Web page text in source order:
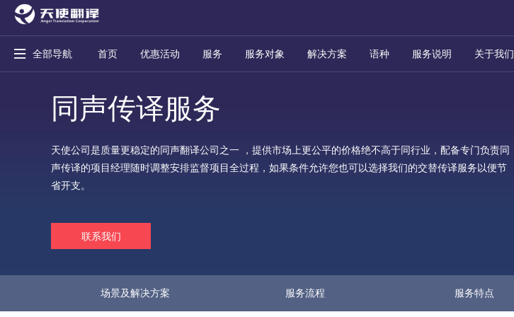
全部导航 首页 优惠活动 服务 服务对象 解决方案 语种 服务说明 关于我们
同声传译服务
天使公司是质量更稳定的同声翻译公司之一 ，提供市场上更公平的价格绝不高于同行业，配备专门负责同
声传译的项目经理随时调整安排监督项目全过程，如果条件允许您也可以选择我们的交替传译服务以便节
省开支。
联系我们
场景及解决方案 服务流程 服务特点